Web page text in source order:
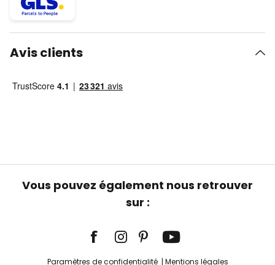
Avis clients
Vous pouvez également nous retrouver
sur :
Paramètres de confidentialité Mentions légales